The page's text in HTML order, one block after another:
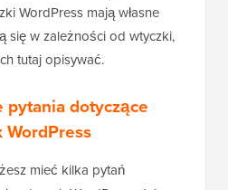
WordPress mają własne
się w zależności od wtyczki,
tutaj opisywać.
pytania dotyczące
mieć kilka pytań